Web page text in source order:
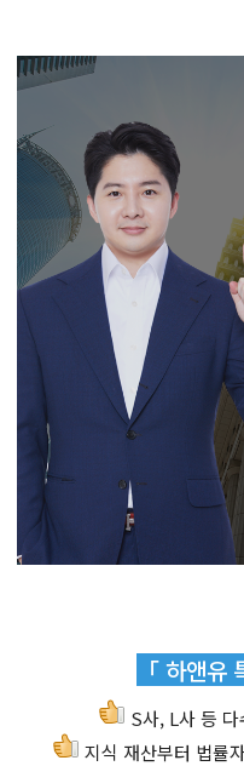
「 하앤유
S사, L사 등
지식 재산부터 법률